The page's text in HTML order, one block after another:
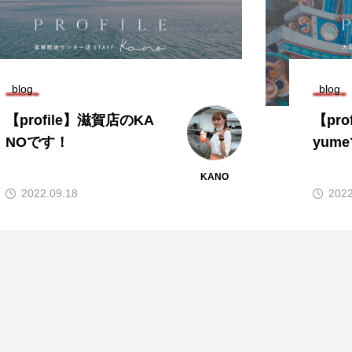
blog
【profile】滋賀店のKA
NOです！
KANO
2022.09.18
blog
【
yume